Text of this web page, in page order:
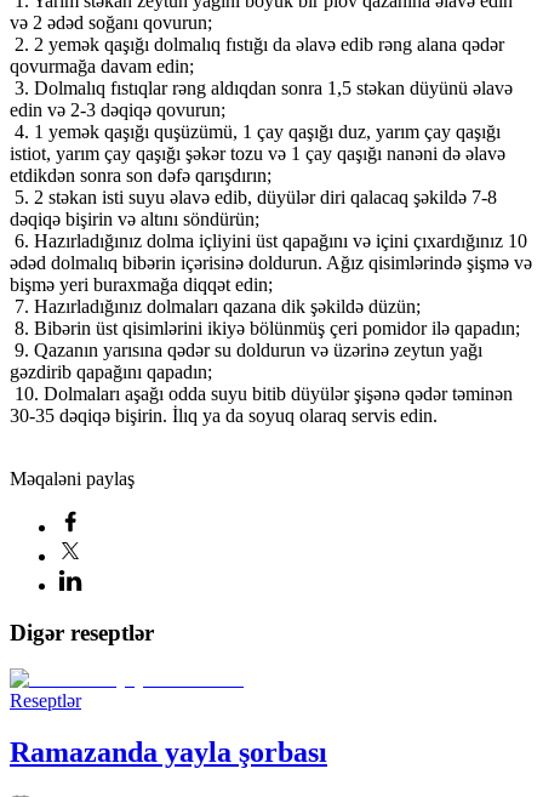
və 2 ədəd soğanı qovurun;
2. 2 yemək qaşığı dolmalıq fıstığı da əlavə edib rəng alana qədər
qovurmağa davam edin;
3. Dolmalıq fıstıqlar rəng aldıqdan sonra 1,5 stəkan düyünü əlavə
edin və 2-3 dəqiqə qovurun;
4. 1 yemək qaşığı quşüzümü, 1 çay qaşığı duz, yarım çay qaşığı
istiot, yarım çay qaşığı şəkər tozu və 1 çay qaşığı nanəni də əlavə
etdikdən sonra son dəfə qarışdırın;
5. 2 stəkan isti suyu əlavə edib, düyülər diri qalacaq şəkildə 7-8
dəqiqə bişirin və altını söndürün;
6. Hazırladığınız dolma içliyini üst qapağını və içini çıxardığınız 10
ədəd dolmalıq bibərin içərisinə doldurun. Ağız qisimlərində şişmə və
bişmə yeri buraxmağa diqqət edin;
7. Hazırladığınız dolmaları qazana dik şəkildə düzün;
8. Bibərin üst qisimlərini ikiyə bölünmüş çeri pomidor ilə qapadın;
9. Qazanın yarısına qədər su doldurun və üzərinə zeytun yağı
gəzdirib qapağını qapadın;
10. Dolmaları aşağı odda suyu bitib düyülər şişənə qədər təminən
30-35 dəqiqə bişirin. İlıq ya da soyuq olaraq servis edin.
Məqaləni paylaş
Digər reseptlər
Reseptlər
Ramazanda yayla şorbası